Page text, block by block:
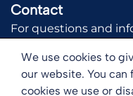
We use cookies to
our website. You
cookies we use or
Contact
For questions and